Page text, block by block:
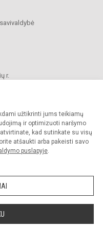
užtikrinti jums teikiamų
ir optimizuoti naršymo
kad sutinkate su visų
atšaukti arba pakeisti savo
puslapyje.
r.
griežtai draudžiama.
valdymas